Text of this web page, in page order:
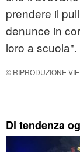
prendere il
denunce in
loro a scuola".
© RIPRODUZIONE
Di tendenza